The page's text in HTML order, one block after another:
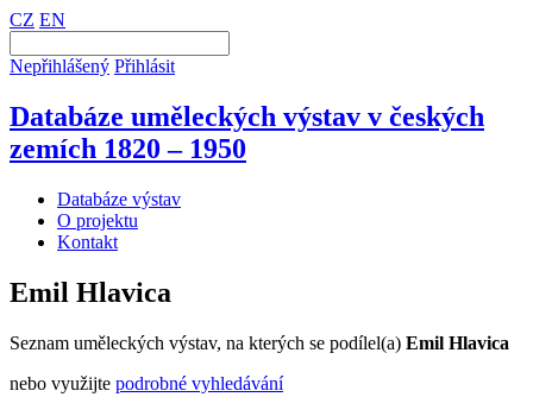
CZ EN
Nepřihlášený Přihlásit
Databáze uměleckých výstav v českých
zemích 1820 – 1950
Databáze výstav
O projektu
Kontakt
Emil Hlavica
Seznam uměleckých výstav, na kterých se podílel(a) Emil Hlavica
nebo využijte podrobné vyhledávání